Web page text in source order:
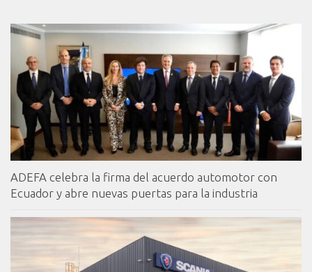
ADEFA celebra la firma del acuerdo automotor con
Ecuador y abre nuevas puertas para la industria